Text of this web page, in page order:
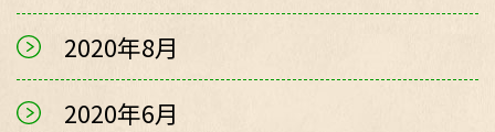
2020年8月
2020年6月